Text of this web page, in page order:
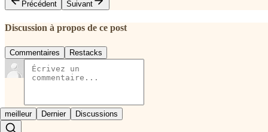
Précédent Suivant
Discussion à propos de ce post
Commentaires Restacks
meilleur Dernier Discussions